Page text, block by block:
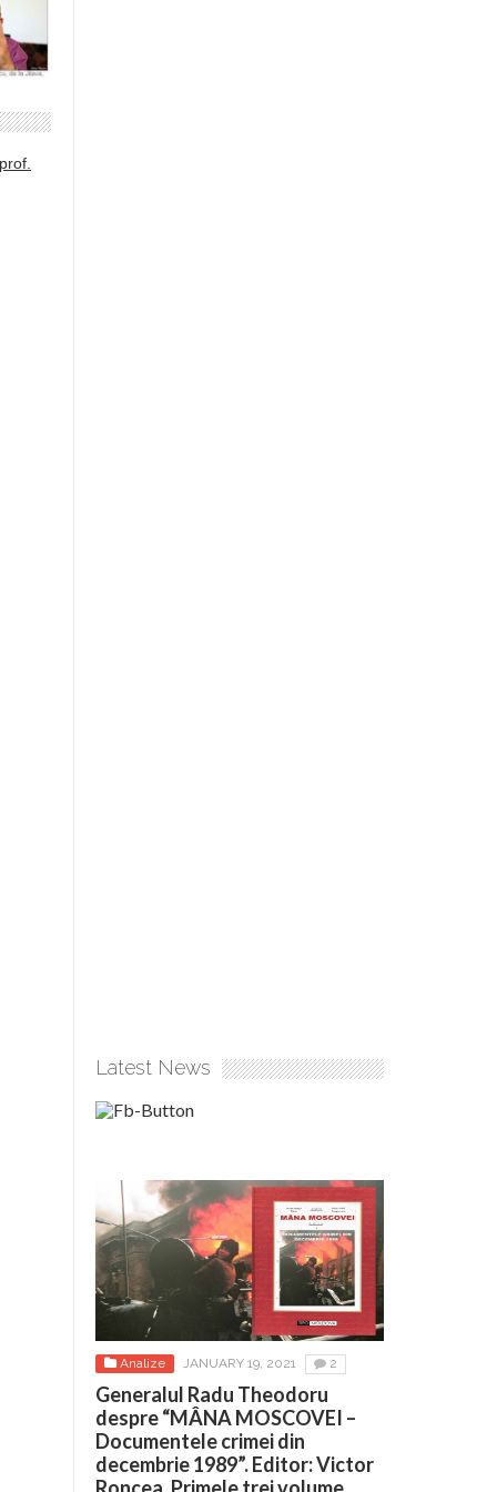
Latest News
Analize JANUARY 19, 2021 2
Generalul Radu Theodoru
despre “MÂNA MOSCOVEI –
Documentele crimei din
decembrie 1989”. Editor: Victor